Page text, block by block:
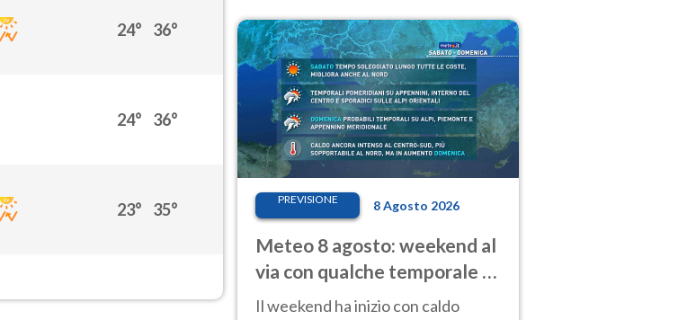
24° 36°
24° 36°
23° 35°
PREVISIONE 8 Agosto 2026
Meteo 8 agosto: weekend al
via con qualche temporale e
caldo estremo al Centro-Sud
Il weekend ha inizio con caldo